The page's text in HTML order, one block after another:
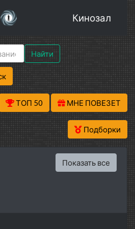
Кинозал
Найти
ТОП 50 МНЕ ПОВЕЗЕТ
Подборки
Показать все